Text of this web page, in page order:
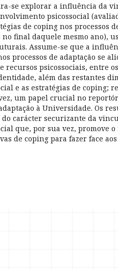
se explorar a influência da
psicossocial
de coping nos processos
final daquele mesmo ano),
Assume-se que a
processos de adaptação se
recursos psicossociais, entre
além das restantes
e as estratégias de coping;
um papel crucial no
à Universidade. Os
carácter securizante da
que, por sua vez, promove o
de coping para fazer face aos